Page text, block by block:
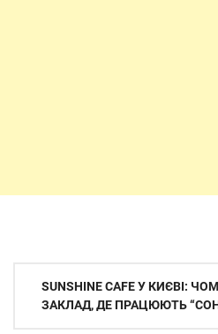
Навігація
записів
SUNSHINE CAFE У КИЄВІ:
ЗАКЛАД, ДЕ ПРАЦЮЮТЬ